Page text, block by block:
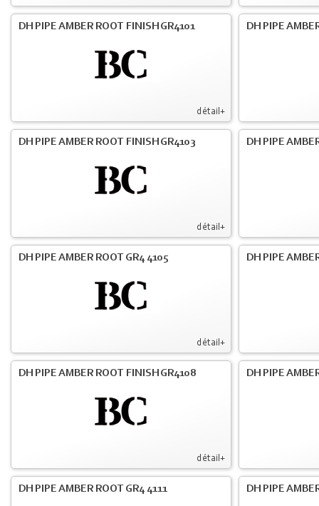
détail+
DH PIPE AMBER ROOT FINISH GR4101 DH PIPE
détail+
DH PIPE AMBER ROOT FINISH GR4103 DH PIPE
détail+
DH PIPE AMBER ROOT GR4 4105 DH PIPE
détail+
DH PIPE AMBER ROOT FINISH GR4108 DH PIPE
DH PIPE AMBER ROOT GR4 4111 DH PIPE